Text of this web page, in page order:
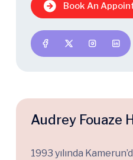
Book An
Audrey Fouaze
1993 yılında